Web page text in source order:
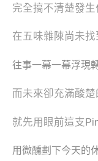
完全搞不清楚發
在五味雜陳尚未
往事一幕一幕浮現
而未來卻充滿酸楚
就先用眼前這支
用微醺劃下今天的